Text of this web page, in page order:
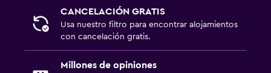
CANCELACIÓN GRATIS
Usa nuestro filtro para encontrar alojamientos
con cancelación gratis.
Millones de opiniones